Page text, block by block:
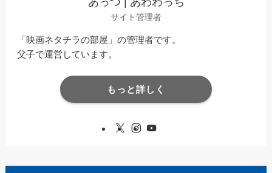
サイト管理者
「映画ネタチラの部屋」の管理者です。
父子で運営しています。
もっと詳しく